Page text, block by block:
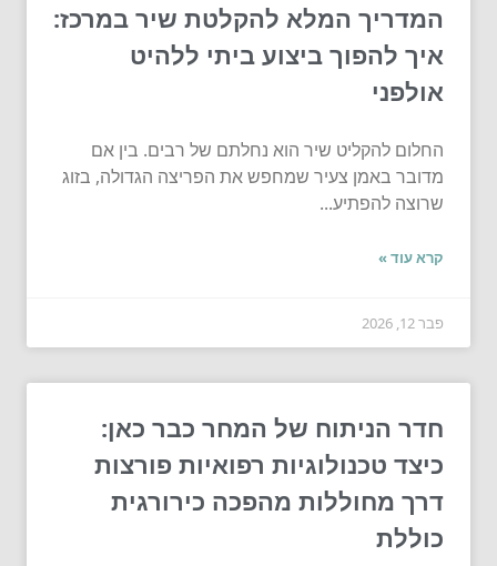
המדריך המלא להקלטת שיר במרכז:
איך להפוך ביצוע ביתי ללהיט
אולפני
החלום להקליט שיר הוא נחלתם של רבים. בין אם
מדובר באמן צעיר שמחפש את הפריצה הגדולה, בזוג
שרוצה להפתיע...
קרא עוד »
פבר 12, 2026
חדר הניתוח של המחר כבר כאן:
כיצד טכנולוגיות רפואיות פורצות
דרך מחוללות מהפכה כירורגית
כוללת